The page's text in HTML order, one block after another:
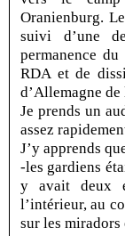
Oranienburg.
suivi d’une
permanence
RDA et de
d’Allemagne de
Je prends un
assez
J’y apprends
-les gardiens
y avait deux
l’intérieur, au
sur les miradors